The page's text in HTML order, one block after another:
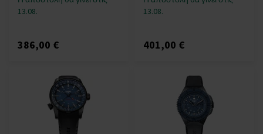
13.08.
386,00 €
13.08.
401,00 €